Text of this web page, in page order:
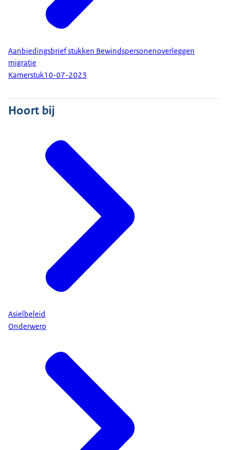
Aanbiedingsbrief stukken Bewindspersonenoverleggen
migratie
Kamerstuk10-07-2023
Hoort bij
Asielbeleid
Onderwerp